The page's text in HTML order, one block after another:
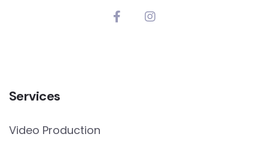
Services
Video Production